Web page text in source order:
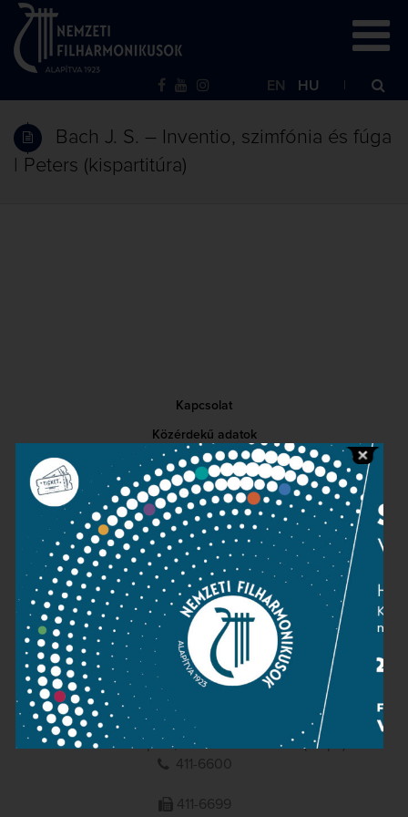
EN HU
Bach J. S. – Inventio, szimfónia és fúga
| Peters (kispartitúra)
Kapcsolat
Közérdekű adatok
Sajtószoba
Adatvédelem
Impresszum
NEMZETI
FILHARMONIKUSOK
1095 Budapest, Komor Marcell u. 1. (Müpa)
411-6600
411-6699